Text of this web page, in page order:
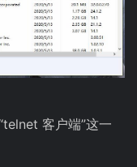
客户端”这一